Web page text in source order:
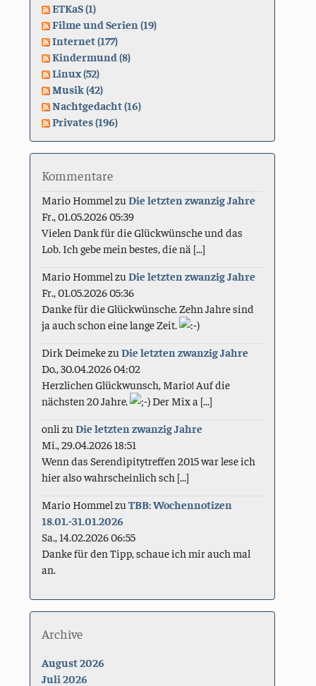
ETKaS (1)
Filme und Serien (19)
Internet (177)
Kindermund (8)
Linux (52)
Musik (42)
Nachtgedacht (16)
Privates (196)
Kommentare
Mario Hommel zuDie letzten zwanzig Jahre
Fr., 01.05.2026 05:39
Vielen Dank für die Glückwünsche und das
Lob. Ich gebe mein bestes, die nä [...]
Mario Hommel zuDie letzten zwanzig Jahre
Fr., 01.05.2026 05:36
Danke für die Glückwünsche. Zehn Jahre sind
ja auch schon eine lange Zeit.
Dirk DeimekezuDie letzten zwanzig Jahre
Do., 30.04.2026 04:02
Herzlichen Glückwunsch, Mario! Auf die
nächsten 20 Jahre.
Der Mix a [...]
onli zuDie letzten zwanzig Jahre
Mi., 29.04.2026 18:51
Wenn das Serendipitytreffen 2015 war lese ich
hier also wahrscheinlich sch [...]
Mario Hommel zuTBB: Wochennotizen
18.01.-31.01.2026
Sa., 14.02.2026 06:55
Danke für den Tipp, schaue ich mir auch mal
an.
Archive
August 2026
Juli 2026